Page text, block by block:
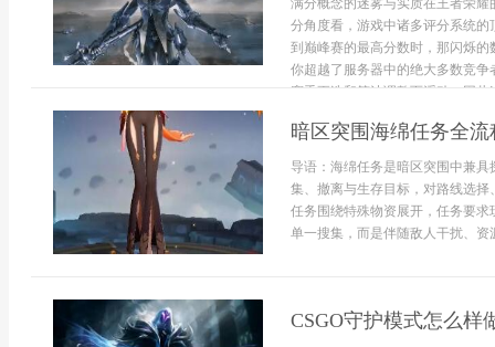
满分概念的迷雾与实质在王者荣
分角度看，游戏中诸多评分系统
到巅峰赛的最高分数时，那闪烁
你超越了服务器中的绝大多数竞
赛季更迭和算法调整而浮动，因此
暗区突围海绵任务全
导语：海绵任务是暗区突围中兼
集、撤离与生存目标，对路线选
任务围绕特殊物资展开，任务要
单一搜集，而是伴随敌人干扰、
CSGO守护模式怎么样